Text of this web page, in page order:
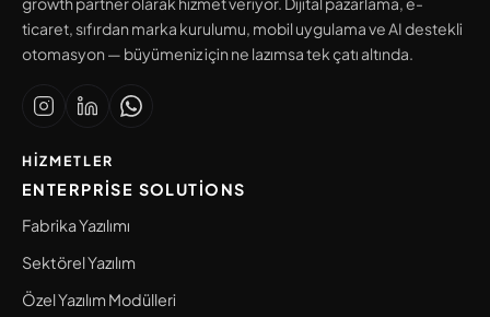
ticaret, sıfırdan marka kurulumu, mobil uygulama ve AI destekli
otomasyon — büyümeniz için ne lazımsa tek çatı altında.
HIZMETLER
ENTERPRISE SOLUTIONS
Fabrika Yazılımı
Sektörel Yazılım
Özel Yazılım Modülleri